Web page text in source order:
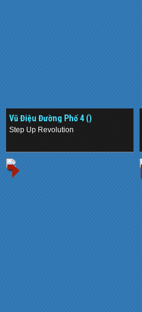
Vũ Điệu Đường Phố 4 ()
Step Up Revolution